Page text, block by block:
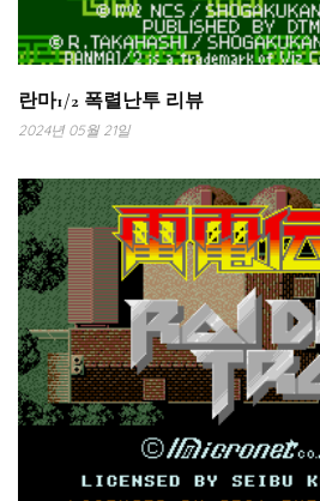
란마1/2 폭렬난투 리뷰
2024년 05월 21일